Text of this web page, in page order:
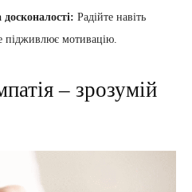
Радійте навіть
підживлює мотивацію.
– зрозумій